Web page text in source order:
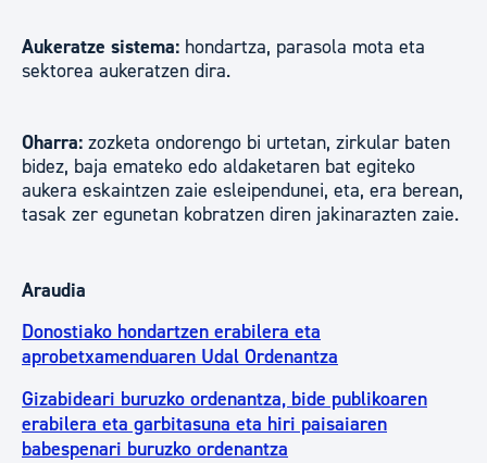
Aukeratze sistema: hondartza, parasola mota eta
sektorea aukeratzen dira.
Oharra: zozketa ondorengo bi urtetan, zirkular baten
bidez, baja emateko edo aldaketaren bat egiteko
aukera eskaintzen zaie esleipendunei, eta, era berean,
tasak zer egunetan kobratzen diren jakinarazten zaie.
Araudia
Donostiako hondartzen erabilera eta
aprobetxamenduaren Udal Ordenantza
Gizabideari buruzko ordenantza, bide publikoaren
erabilera eta garbitasuna eta hiri paisaiaren
babespenari buruzko ordenantza